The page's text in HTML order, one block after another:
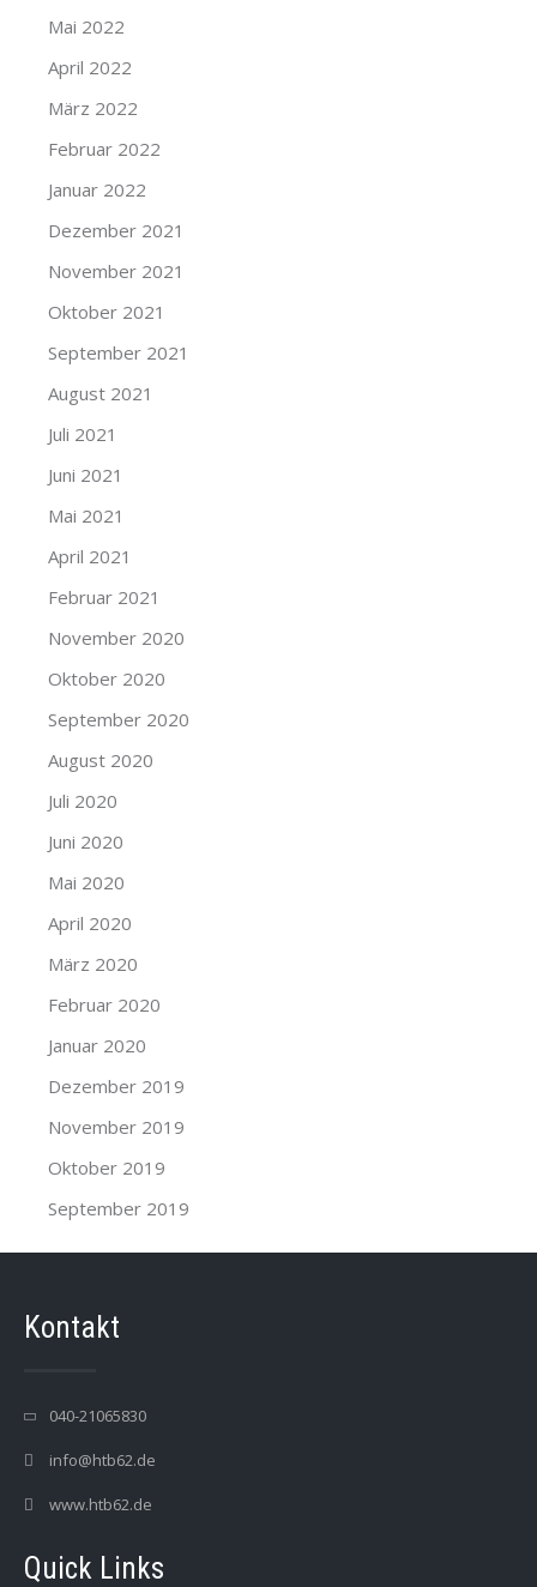
Mai 2022
April 2022
März 2022
Februar 2022
Januar 2022
Dezember 2021
November 2021
Oktober 2021
September 2021
August 2021
Juli 2021
Juni 2021
Mai 2021
April 2021
Februar 2021
November 2020
Oktober 2020
September 2020
August 2020
Juli 2020
Juni 2020
Mai 2020
April 2020
März 2020
Februar 2020
Januar 2020
Dezember 2019
November 2019
Oktober 2019
September 2019
Kontakt
040-21065830
info@htb62.de
www.htb62.de
Quick Links